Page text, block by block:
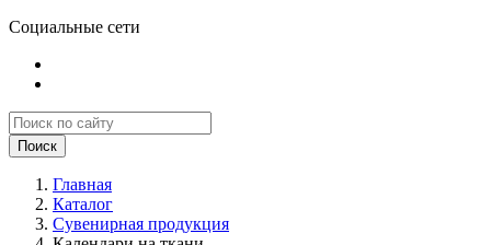
Социальные сети
Поиск
Главная
Каталог
Сувенирная продукция